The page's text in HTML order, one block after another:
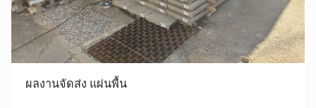
ผลงานจัดส่ง แผ่นพื้น